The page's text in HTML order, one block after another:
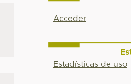
Acceder
Estadísticas de uso